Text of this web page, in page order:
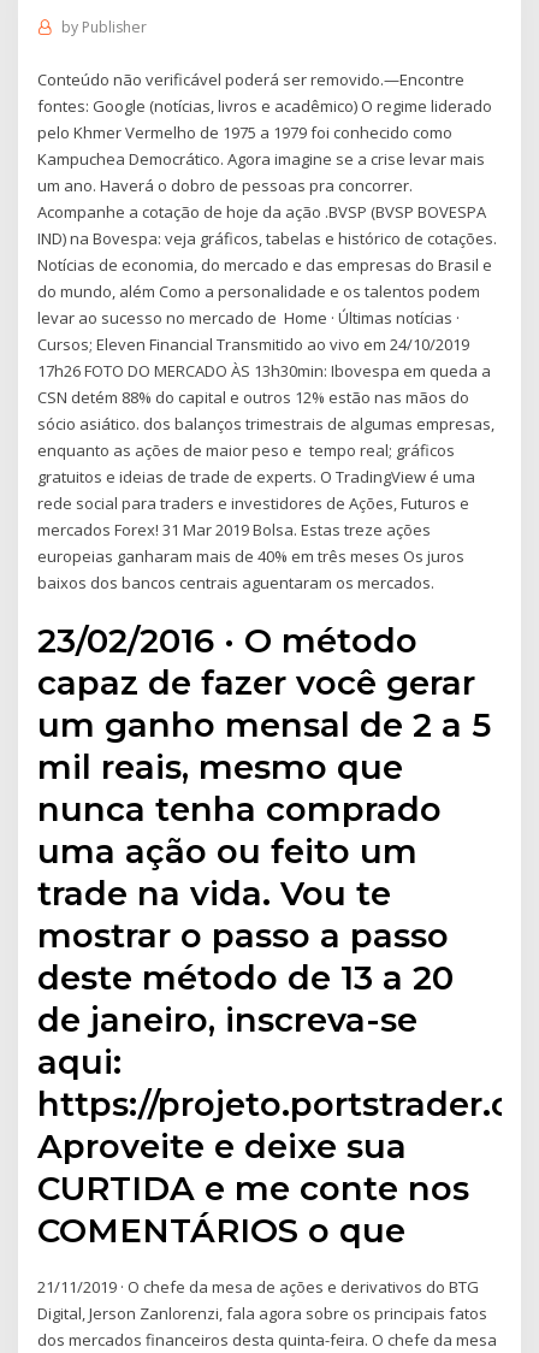
by Publisher
Conteúdo não verificável poderá ser removido.—Encontre
fontes: Google (notícias, livros e acadêmico) O regime liderado
pelo Khmer Vermelho de 1975 a 1979 foi conhecido como
Kampuchea Democrático. Agora imagine se a crise levar mais
um ano. Haverá o dobro de pessoas pra concorrer.
Acompanhe a cotação de hoje da ação .BVSP (BVSP BOVESPA
IND) na Bovespa: veja gráficos, tabelas e histórico de cotações.
Notícias de economia, do mercado e das empresas do Brasil e
do mundo, além Como a personalidade e os talentos podem
levar ao sucesso no mercado de Home · Últimas notícias ·
Cursos; Eleven Financial Transmitido ao vivo em 24/10/2019
17h26 FOTO DO MERCADO ÀS 13h30min: Ibovespa em queda a
CSN detém 88% do capital e outros 12% estão nas mãos do
sócio asiático. dos balanços trimestrais de algumas empresas,
enquanto as ações de maior peso e tempo real; gráficos
gratuitos e ideias de trade de experts. O TradingView é uma
rede social para traders e investidores de Ações, Futuros e
mercados Forex! 31 Mar 2019 Bolsa. Estas treze ações
europeias ganharam mais de 40% em três meses Os juros
baixos dos bancos centrais aguentaram os mercados.
23/02/2016 · O método
capaz de fazer você gerar
um ganho mensal de 2 a 5
mil reais, mesmo que
nunca tenha comprado
uma ação ou feito um
trade na vida. Vou te
mostrar o passo a passo
deste método de 13 a 20
de janeiro, inscreva-se
aqui:
https://
Aproveite e deixe sua
CURTIDA e me conte nos
COMENTÁRIOS o que
21/11/2019 · O chefe da mesa de ações e derivativos do BTG
Digital, Jerson Zanlorenzi, fala agora sobre os principais fatos
dos mercados financeiros desta quinta-feira. O chefe da mesa